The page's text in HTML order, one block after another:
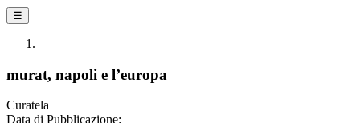
☰
murat, napoli e l’europa
Curatela
Data di Pubblicazione: